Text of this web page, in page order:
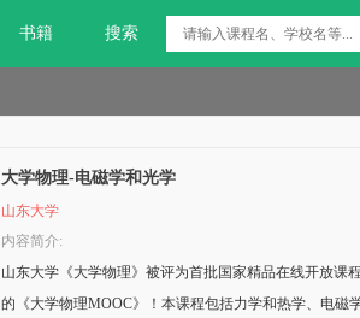
书籍 搜索
大学物理-电磁学和光学
山东大学
内容简介:
山东大学《大学物理》被评为首批国家精品在线开放课
的《大学物理MOOC》！本课程包括力学和热学、电磁